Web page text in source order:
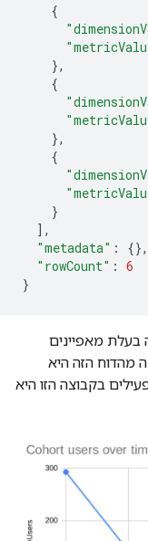
{
},
{
},
{
}
],
"metadata" :
{},
"rowCount" : 6
}
מאפיינים
מהדוח הזה היא
בקבוצה הזו היא